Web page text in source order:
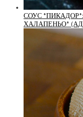
СОУС
ХАЛАПЕНЬО*